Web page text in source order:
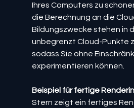
Ihres Computers zu
die Berechnung an die
Bildungszwecke stehen in
unbegrenzt Cloud-Punkte
sodass Sie ohne
experimentieren können.
Beispiel für fertige
Stern zeigt ein fertiges